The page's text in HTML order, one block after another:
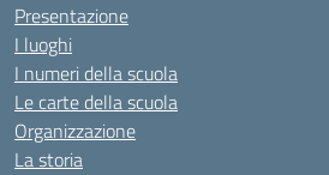
Presentazione
I luoghi
I numeri della scuola
Le carte della scuola
Organizzazione
La storia